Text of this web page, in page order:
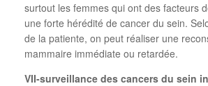
surtout les femmes qui ont des facteurs
une forte hérédité de cancer du sein.
de la patiente, on peut réaliser une
mammaire immédiate ou retardée.
VII-surveillance des cancers du sein